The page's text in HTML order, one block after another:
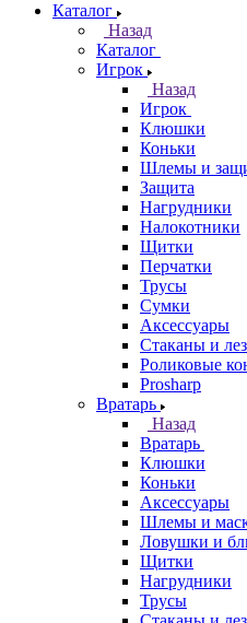
Каталог
Назад
Каталог
Игрок
Назад
Игрок
Клюшки
Коньки
Шлемы и
Защита
Нагрудники
Налокотники
Щитки
Перчатки
Трусы
Сумки
Аксессуары
Стаканы и
Роликовые
Prosharp
Вратарь
Назад
Вратарь
Клюшки
Коньки
Аксессуары
Шлемы и
Ловушки и
Щитки
Нагрудники
Трусы